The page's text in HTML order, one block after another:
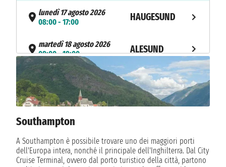
lunedì 17 agosto 2026
08:00 - 17:00
HAUGESUND
martedì 18 agosto 2026
08:00 - 18:00
ALESUND
mercoledì 19 agosto 2026
09:00 - 19:00
FLAM
giovedì 20 agosto 2026
07:00 - 14:00
venerdì 21 agosto 2026 NAVIGAZIONE
sabato 22 agosto 2026
SOUTHAMPTON
Southampton
A Southampton è possibile trovare uno dei maggiori porti
dell'Europa intera, nonché il principale dell'Inghilterra. Dal City
Cruise Terminal, ovvero dal porto turistico della città, partono